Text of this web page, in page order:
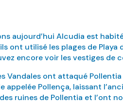
aujourd’hui Alcudia est
ils ont utilisé les plages de
encore voir les vestiges de
Vandales ont attaqué
Pollença, laissant
ruines de Pollentia et l’ont